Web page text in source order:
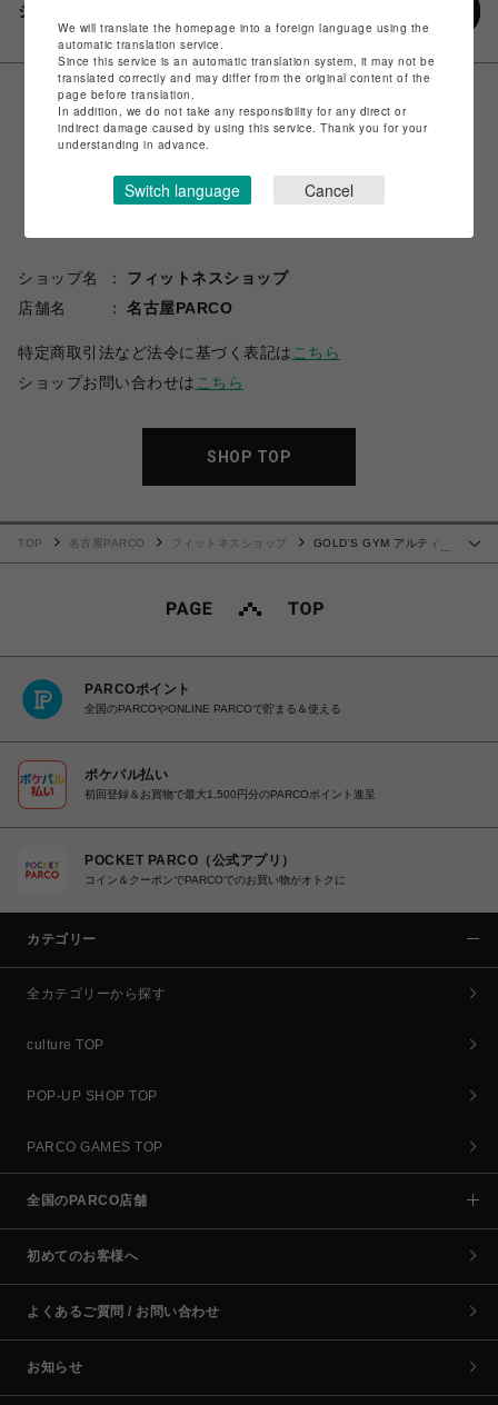
シェアする
ショップ名
フィットネスショップ
店舗名
名古屋PARCO
特定商取引法など法令に基づく表記は こちら
ショップお問い合わせは こちら
SHOP TOP
TOP 名古屋PARCO フィットネスショップ
GOLD'S GYM アルティメ
PARCOポイント
全国のPARCOやONLINE PARCOで貯まる＆使える
ポケパル払い
初回登録＆お買物で最大1,500円分のPARCOポイント進呈
POCKET PARCO（公式アプリ）
コイン＆クーポンでPARCOでのお買い物がオトクに
カテゴリー
全カテゴリーから探す
culture TOP
POP-UP SHOP TOP
PARCO GAMES TOP
全国のPARCO店舗
初めてのお客様へ
よくあるご質問 / お問い合わせ
お知らせ
We will translate the homepage into a foreign language using the
automatic translation service.
Since this service is an automatic translation system, it may not be
translated correctly and may differ from the original content of the
page before translation.
In addition, we do not take any responsibility for any direct or
indirect damage caused by using this service. Thank you for your
understanding in advance.
Switch language Cancel